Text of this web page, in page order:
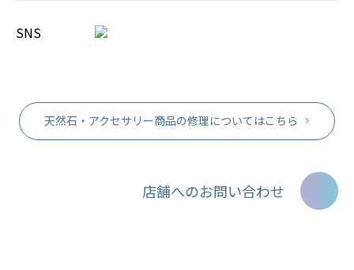
SNS
天然石・アクセサリー商品の修理についてはこちら
店舗へのお問い合わせ